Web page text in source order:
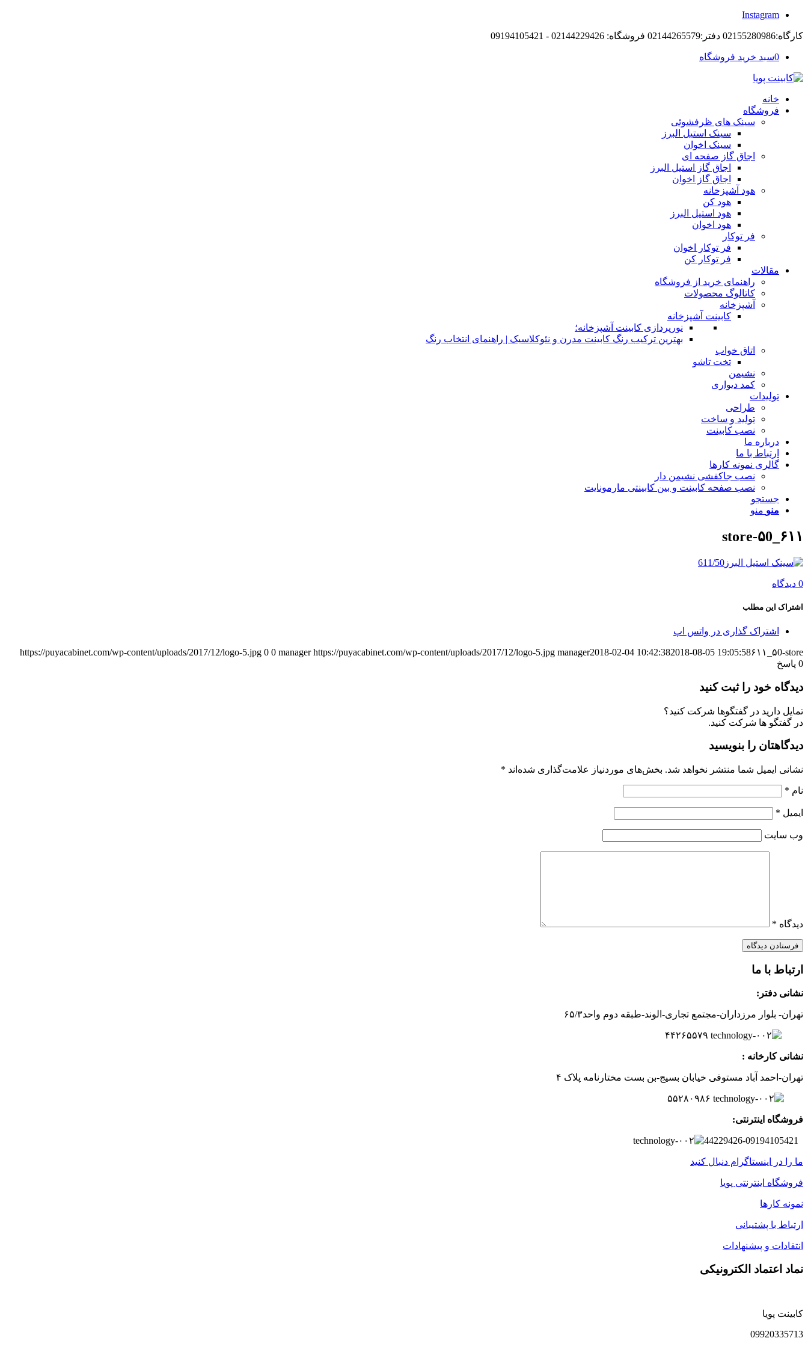
Instagram
کارگاه:02155280986 دفتر:02144265579 فروشگاه: 02144229426 - 09194105421
0سبد خرید فروشگاه
خانه
فروشگاه
سینک های ظرفشوئی
سینک استیل البرز
سینک اخوان
اجاق گاز صفحه ای
اجاق گاز استیل البرز
اجاق گاز اخوان
هود آشپزخانه
هود کن
هود استیل البرز
هود اخوان
فر توکار
فر توکار اخوان
فر توکار کن
مقالات
راهنمای خرید از فروشگاه
کاتالوگ محصولات
آشپزخانه
کابینت آشپزخانه
نورپردازی کابینت آشپزخانه؛
بهترین ترکیب رنگ کابینت مدرن و نئوکلاسیک | راهنمای انتخاب رنگ
اتاق خواب
تخت تاشو
نشیمن
کمد دیواری
تولیدات
طراحی
تولید و ساخت
نصب کابینت
درباره ما
ارتباط با ما
گالری نمونه کارها
نصب جاکفشی نشیمن دار
نصب صفحه کابینت و بین کابینتی مارمونایت
جستجو
منو منو
۶۱۱_۵0-store
0 دیدگاه
اشتراک این مطلب
اشتراک گذاری در واتس اپ
https://puyacabinet.com/wp-content/uploads/2017/12/logo-5.jpg 0 0 manager https://puyacabinet.com/wp-content/uploads/2017/12/logo-5.jpg manager2018-02-04 10:42:382018-08-05 19:05:58۶۱۱_۵0-store
0 پاسخ
دیدگاه خود را ثبت کنید
تمایل دارید در گفتگوها شرکت کنید؟
در گفتگو ها شرکت کنید.
دیدگاهتان را بنویسید
نشانی ایمیل شما منتشر نخواهد شد. بخش‌های موردنیاز علامت‌گذاری شده‌اند *
نام *
ایمیل *
وب‌ سایت
دیدگاه *
ارتباط با ما
نشانی دفتر:
تهران- بلوار مرزداران-مجتمع تجاری-الوند-طبقه دوم واحد۶ ۵/۳
۲۶۵۵۷۹
نشانی کارخانه :
تهران- احمد آباد مستوفی خیابان بسیج-بن بست مختارنامه پلاک ۴
فروشگاه اینترنتی:
44229426-09194105421
ما را در اینستاگرام دنبال کنید
فروشگاه اینترنتی پویا
نمونه کارها
ارتباط با پشتیبانی
انتقادات و پیشنهادات
نماد اعتماد الکترونیکی
کابینت پویا
09920335713